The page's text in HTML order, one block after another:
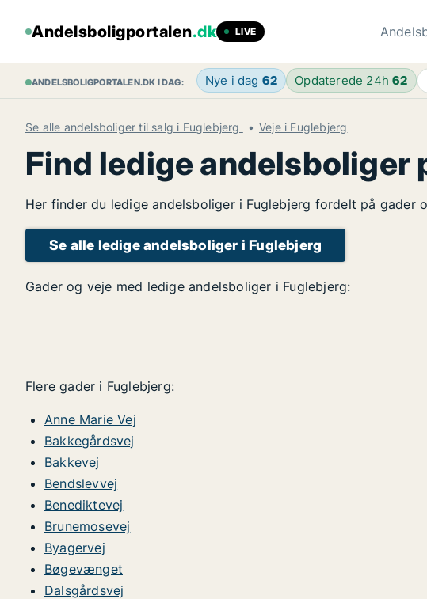
Andelsboligportalen.dk LIVE
ANDELSBOLIGPORTALEN.DK I DAG: Nye i dag 62 Opdaterede 24h62
Se alle andelsboliger til salg i Fuglebjerg Veje i Fuglebjerg
Find ledige andelsboliger
Her finder du ledige andelsboliger i Fuglebjerg fordelt på gader
Se alle ledige andelsboliger i Fuglebjerg
Gader og veje med ledige andelsboliger i Fuglebjerg:
Flere gader i Fuglebjerg:
Anne Marie Vej
Bakkegårdsvej
Bakkevej
Bendslevvej
Benediktevej
Brunemosevej
Byagervej
Bøgevænget
Dalsgårdsvej